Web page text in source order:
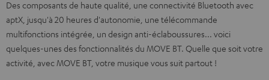
Des composants de haute qualité, une connectivité Bluetooth avec
aptX, jusqu'à 20 heures d'autonomie, une télécommande
multifonctions intégrée, un design anti-éclaboussures... voici
quelques-unes des fonctionnalités du MOVE BT. Quelle que soit votre
activité, avec MOVE BT, votre musique vous suit partout !